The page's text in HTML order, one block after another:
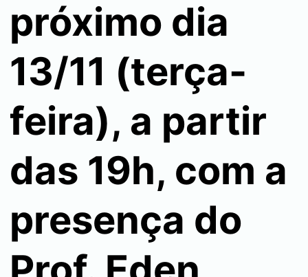
próximo dia
13/11 (terça-
feira), a partir
das 19h, com a
presença do